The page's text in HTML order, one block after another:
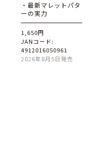
・最新マレットパタ
ーの実力
1,650円
JANコード:
4912016050961
2026年8月5日発売